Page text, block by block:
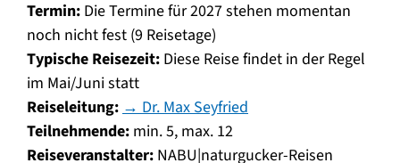
Termin: Die Termine für 2027 stehen momentan
noch nicht fest (9 Reisetage)
Typische Reisezeit: Diese Reise findet in der Regel
im Mai/Juni statt
Reiseleitung: → Dr. Max Seyfried
Teilnehmende: min. 5, max. 12
Reiseveranstalter: NABU|naturgucker-Reisen